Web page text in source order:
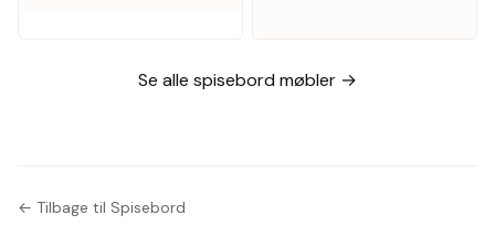
tillægsplader
Se alle spisebord møbler →
← Tilbage til Spisebord